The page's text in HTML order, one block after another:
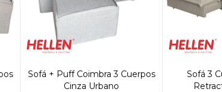
Sofá + Puff Coimbra 3 Cuerpos
Cinza Urbano
Sofá 3